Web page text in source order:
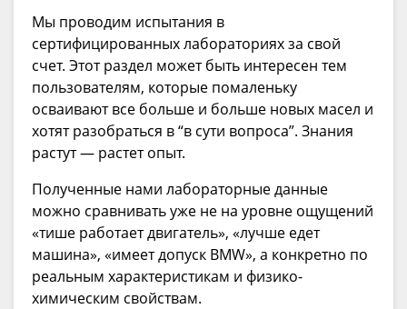
Мы проводим испытания в
сертифицированных лабораториях за свой
счет. Этот раздел может быть интересен тем
пользователям, которые помаленьку
осваивают все больше и больше новых масел и
хотят разобраться в “в сути вопроса”. Знания
растут — растет опыт.
Полученные нами лабораторные данные
можно сравнивать уже не на уровне ощущений
«тише работает двигатель», «лучше едет
машина», «имеет допуск BMW», а конкретно по
реальным характеристикам и физико-
химическим свойствам.